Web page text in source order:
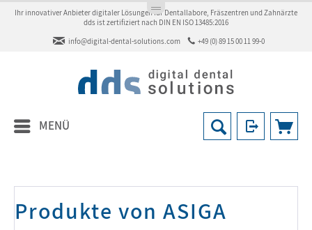
Ihr innovativer Anbieter digitaler Lösungen für Dentallabore, Fräszentren und Zahnärzte
dds ist zertifiziert nach DIN EN ISO 13485:2016
info@digital-dental-solutions.com
+49 (0) 89 15 00 11 99-0
MENÜ
Produkte von ASIGA